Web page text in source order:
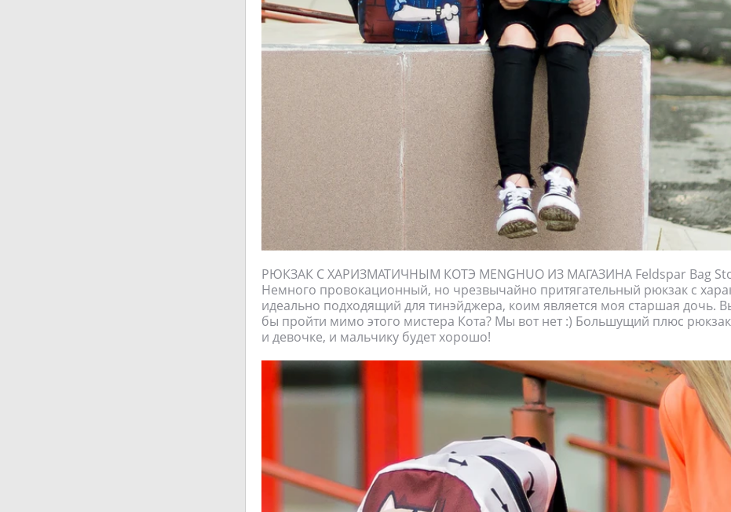
РЮКЗАК С ХАРИЗМАТИЧНЫМ КОТЭ MENGHUO ИЗ МАГАЗИНА Feldspar Bag
Немного провокационный, но чрезвычайно притягательный рюкзак с
идеально подходящий для тинэйджера, коим является моя старшая дочь.
бы пройти мимо этого мистера Кота? Мы вот нет :) Большущий плюс
и девочке, и мальчику будет хорошо!